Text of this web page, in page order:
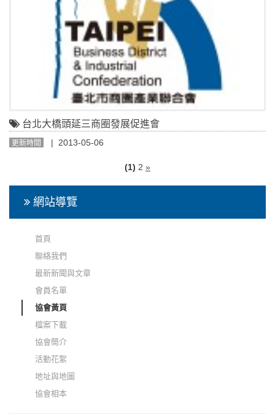
台北大橋頭延三商圈發展促進會
更新時間 | 2013-05-06
(1) 2 »
網站導覽
首頁
聯絡我們
最新新聞與文章
會員名單
協會黃頁
檔案下載
協會簡介
活動花絮
地址與地圖
協會相本